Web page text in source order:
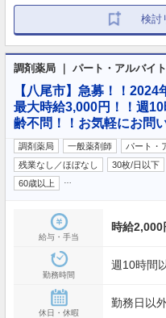
検討
調剤薬局 ｜ パート・アルバイト
【八尾市】急募！！
最大時給3,000円！！週
齢不問！！お気軽にお問
調剤薬局 一般薬剤師 パート・
残業なし／ほぼなし
30枚/日以下
60歳以上
給与・手当
時給2,000
勤務時間
週10時間
休日・休暇
勤務日以